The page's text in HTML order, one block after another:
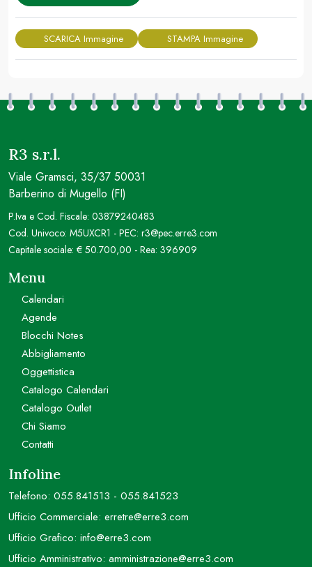
SCARICA Immagine STAMPA Immagine
R3 s.r.l.
Viale Gramsci, 35/37 50031
Barberino di Mugello (FI)
P.Iva e Cod. Fiscale: 03879240483
Cod. Univoco: M5UXCR1 - PEC: r3@pec.erre3.com
Capitale sociale: € 50.700,00 - Rea: 396909
Menu
Calendari
Agende
Blocchi Notes
Abbigliamento
Oggettistica
Catalogo Calendari
Catalogo Outlet
Chi Siamo
Contatti
Infoline
Telefono: 055.841513 - 055.841523
Ufficio Commerciale: erretre@erre3.com
Ufficio Grafico: info@erre3.com
Ufficio Amministrativo: amministrazione@erre3.com